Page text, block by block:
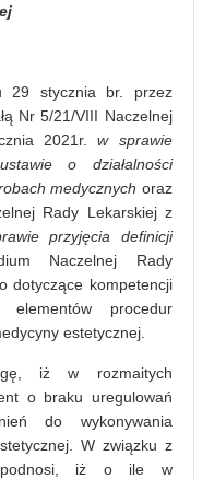
29 stycznia br. przez
Nr 5/21/VIII Naczelnej
2021r.w sprawie
o działalności
medycznych oraz
Rady Lekarskiej z
przyjęcia definicji
Naczelnej Rady
dotyczące kompetencji
elementów procedur
estetycznej.
iż w rozmaitych
o braku uregulowań
do wykonywania
W związku z
podnosi, iż o ile w